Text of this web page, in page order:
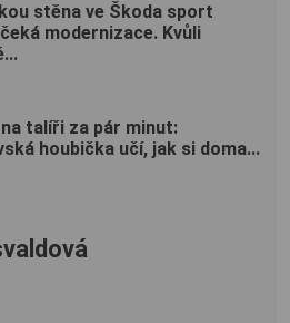
stěna ve Škoda sport
modernizace. Kvůli
talíři za pár minut:
houbička učí, jak si doma...